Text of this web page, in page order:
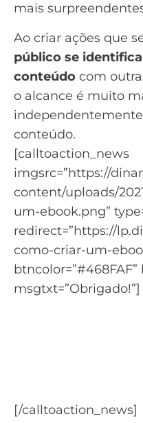
mais
Ao criar ações que
público se
conteúdo com
o alcance é muito
conteúdo.
[calltoaction_news
imgsrc=”https://
content/uploads/
um-ebook.png”
redirect=”https://
como-criar-um-
msgtxt=”Obrigado!”]
[/calltoaction_news]